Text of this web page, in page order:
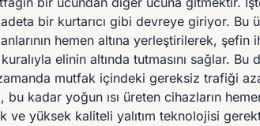
bir kurtarıcı gibi devreye giriyor. Bu
hemen altına yerleştirilerek,
kuralıyla elinin altında tutmasını sağlar. Bu
mutfak içindeki gereksiz trafiği
bu kadar yoğun ısı üreten cihazların
ve yüksek kaliteli yalıtım teknolojisi